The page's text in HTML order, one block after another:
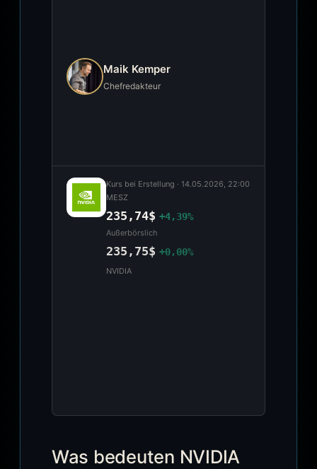
Maik Kemper
Chefredakteur
Kurs bei Erstellung · 14.05.2026, 22:00
MESZ
235,74$ +4,39%
Außerbörslich
235,75$ +0,00%
NVIDIA
Was bedeuten NVIDIA